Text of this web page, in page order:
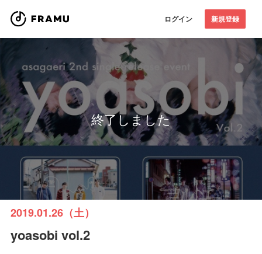
ログイン 新規登録
終了しました
2019.01.26（土）
yoasobi vol.2